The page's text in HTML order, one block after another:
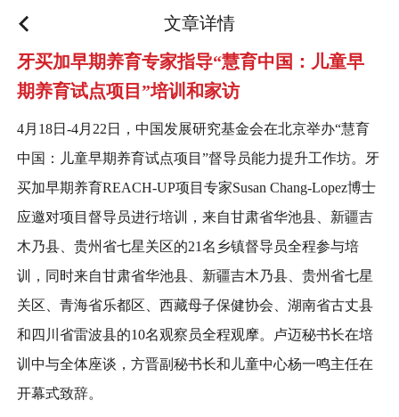
文章详情
牙买加早期养育专家指导“慧育中国：儿童早
期养育试点项目”培训和家访
4月18日-4月22日，中国发展研究基金会在北京举办“慧育
中国：儿童早期养育试点项目”督导员能力提升工作坊。牙
买加早期养育REACH-UP项目专家Susan Chang-Lopez博士
应邀对项目督导员进行培训，来自甘肃省华池县、新疆吉
木乃县、贵州省七星关区的21名乡镇督导员全程参与培
训，同时来自甘肃省华池县、新疆吉木乃县、贵州省七星
关区、青海省乐都区、西藏母子保健协会、湖南省古丈县
和四川省雷波县的10名观察员全程观摩。卢迈秘书长在培
训中与全体座谈，方晋副秘书长和儿童中心杨一鸣主任在
开幕式致辞。